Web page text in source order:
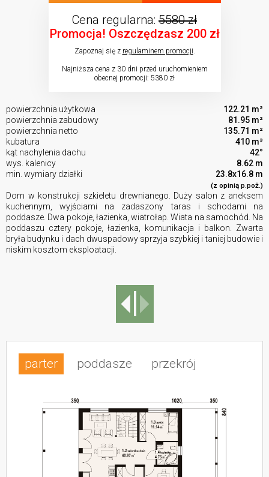
Cena regularna: 5580 zł
Promocja! Oszczędzasz 200 zł
Zapoznaj się z regulaminem promocji
Najniższa cena z 30 dni przed uruchomieniem
obecnej promocji: 5380 zł
powierzchnia użytkowa
122.21 m²
powierzchnia zabudowy
81.95 m²
powierzchnia netto
135.71 m²
kubatura
410 m³
kąt nachylenia dachu
42°
wys. kalenicy
8.62 m
min. wymiary działki
23.8x16.8 m
(z opinią p.poż.)
Dom w konstrukcji szkieletu drewnianego. Duży salon z aneksem
kuchennym, wyjściami na zadaszony taras i schodami na
poddasze. Dwa pokoje, łazienka, wiatrołap. Wiata na samochód. Na
poddaszu cztery pokoje, łazienka, komunikacja i balkon. Zwarta
bryła budynku i dach dwuspadowy sprzyja szybkiej i taniej budowie i
niskim kosztom eksploatacji.
parter poddasze przekrój